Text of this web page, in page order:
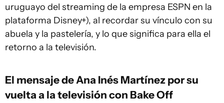
uruguayo del streaming de la empresa ESPN en la
plataforma Disney+), al recordar su vínculo con su
abuela y la pastelería, y lo que significa para ella el
retorno a la televisión.
El mensaje de Ana Inés Martínez por su
vuelta a la televisión con Bake Off